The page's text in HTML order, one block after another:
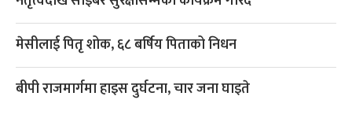
मेसीलाई पितृ शोक, ६८ बर्षिय पिताको निधन
बीपी राजमार्गमा हाइस दुर्घटना, चार जना घाइते